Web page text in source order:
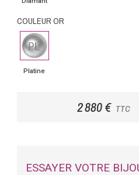
COULEUR OR
Platine
Platine
2 880 € TTC
ESSAYER VOTRE